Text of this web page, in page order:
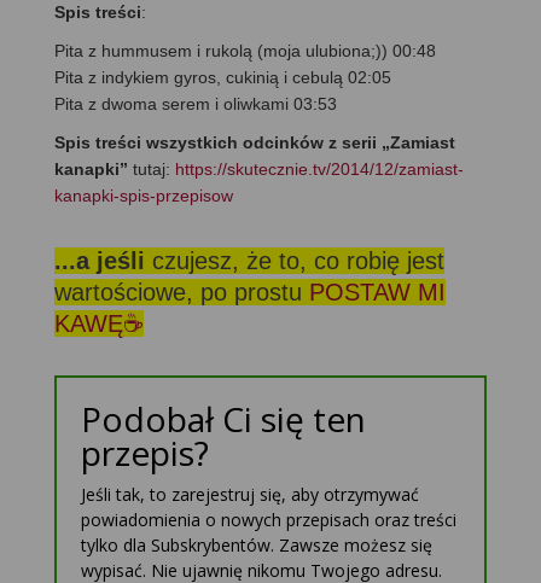
Spis treści:
Pita z hummusem i rukolą (moja ulubiona;)) 00:48
Pita z indykiem gyros, cukinią i cebulą 02:05
Pita z dwoma serem i oliwkami 03:53
Spis treści wszystkich odcinków z serii „Zamiast
kanapki” tutaj: https://skutecznie.tv/2014/12/zamiast-
kanapki-spis-przepisow
...a jeśli czujesz, że to, co robię jest
wartościowe, po prostu POSTAW MI
KAWĘ☕
Podobał Ci się ten
przepis?
Jeśli tak, to zarejestruj się, aby otrzymywać
powiadomienia o nowych przepisach oraz treści
tylko dla Subskrybentów. Zawsze możesz się
wypisać. Nie ujawnię nikomu Twojego adresu.